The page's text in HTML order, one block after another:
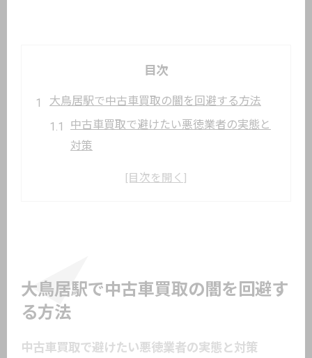
目次
大鳥居駅で中古車買取の闇を回避する方法
中古車買取で避けたい悪徳業者の実態と
対策
中古車買取の闇に巻き込まれない選択基
者選び
中古車買取の悪質な取引リスクを徹底解
大鳥居駅で中古車買取の闇を回避す
る方法
中古車買取で避けたい悪徳業者の実態と対策